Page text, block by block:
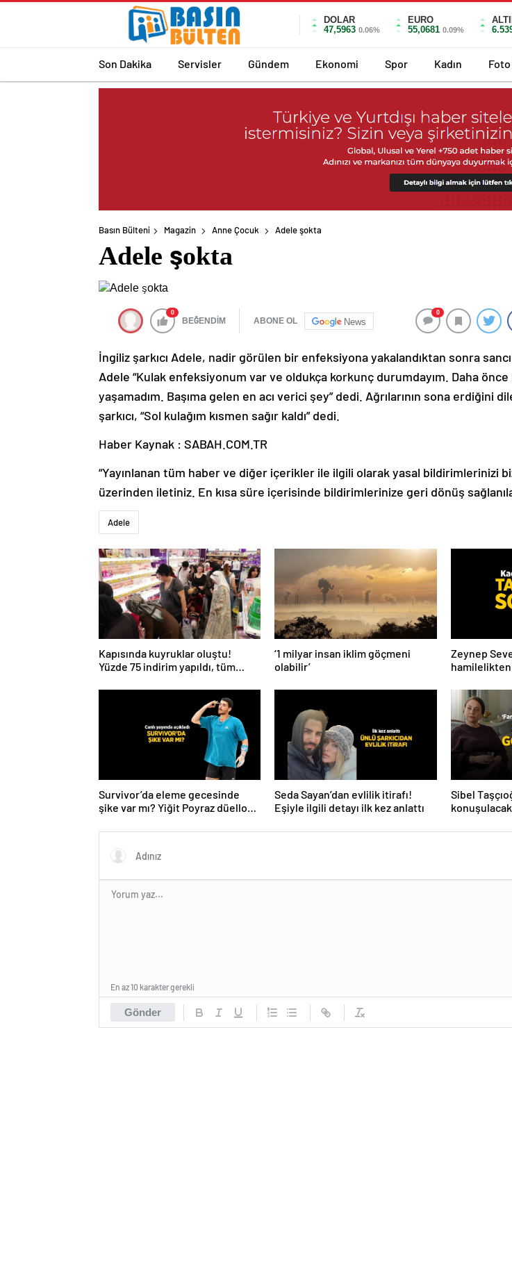
DOLAR
47,5963 0.06%
EURO
55,0681 0.09%
Son Dakika Servisler Gündem Ekonomi Spor Kadın
Basın Bülteni Magazin Anne Çocuk Adele şokta
Adele şokta
0
BEĞENDİM ABONE OL News
0
İngiliz şarkıcı Adele, nadir görülen bir enfeksiyona yakalandıktan sonra
Adele “Kulak enfeksiyonum var ve oldukça korkunç durumdayım. Daha
yaşamadım. Başıma gelen en acı verici şey” dedi. Ağrılarının sona erdiğini
şarkıcı, “Sol kulağım kısmen sağır kaldı” dedi.
Haber Kaynak : SABAH.COM.TR
“Yayınlanan tüm haber ve diğer içerikler ile ilgili olarak yasal bildirimlerinizi
üzerinden iletiniz. En kısa süre içerisinde bildirimlerinize geri dönüş
Adele
Kapısında kuyruklar oluştu!
Yüzde 75 indirim yapıldı, tüm
‘1 milyar insan iklim göçmeni
olabilir’
Zeynep
bakacağız
Survivor’da eleme gecesinde
şike var mı? Yiğit Poyraz düelloda
anlattı!
Seda Sayan’dan evlilik itirafı!
Eşiyle ilgili detayı ilk kez anlattı
Sibel
Gönder
En az 10 karakter gerekli